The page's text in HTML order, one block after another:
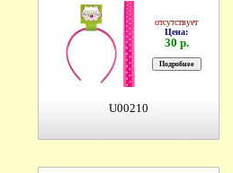
отсутствует
Цена:
30 р.
U00210